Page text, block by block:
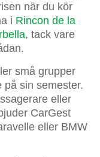
när du kör
i Rincon de la
, tack vare
små grupper
på sin semester.
eller
CarGest
eller BMW